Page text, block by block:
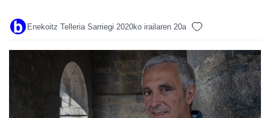
Enekoitz Telleria Sarriegi 2020ko irailaren 20a